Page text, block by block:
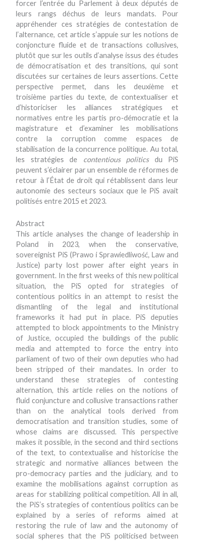
forcer l’entrée du Parlement à deux députés de
leurs rangs déchus de leurs mandats. Pour
appréhender ces stratégies de contestation de
l’alternance, cet article s’appuie sur les notions de
conjoncture fluide et de transactions collusives,
plutôt que sur les outils d’analyse issus des études
de démocratisation et des transitions, qui sont
discutées sur certaines de leurs assertions. Cette
perspective permet, dans les deuxième et
troisième parties du texte, de contextualiser et
d’historiciser les alliances stratégiques et
normatives entre les partis pro-démocratie et la
magistrature et d’examiner les mobilisations
contre la corruption comme espaces de
stabilisation de la concurrence politique. Au total,
les stratégies de contentious politicsdu PiS
peuvent s’éclairer par un ensemble de réformes de
retour à l’État de droit qui rétablissent dans leur
autonomie des secteurs sociaux que le PiS avait
politisés entre 2015 et 2023.
Abstract
This article analyses the change of leadership in
Poland in 2023, when the conservative,
sovereignist PiS (Prawo i Sprawiedliwość, Law and
Justice) party lost power after eight years in
government. In the first weeks of this new political
situation, the PiS opted for strategies of
contentious politics in an attempt to resist the
dismantling of the legal and institutional
frameworks it had put in place. PiS deputies
attempted to block appointments to the Ministry
of Justice, occupied the buildings of the public
media and attempted to force the entry into
parliament of two of their own deputies who had
been stripped of their mandates. In order to
understand these strategies of contesting
alternation, this article relies on the notions of
fluid conjuncture and collusive transactions rather
than on the analytical tools derived from
democratisation and transition studies, some of
whose claims are discussed. This perspective
makes it possible, in the second and third sections
of the text, to contextualise and historicise the
strategic and normative alliances between the
pro-democracy parties and the judiciary, and to
examine the mobilisations against corruption as
areas for stabilizing political competition. All in all,
the PiS’s strategies of contentious politics can be
explained by a series of reforms aimed at
restoring the rule of law and the autonomy of
social spheres that the PiS politicised between